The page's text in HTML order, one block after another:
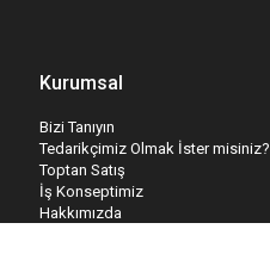
Kurumsal
Bizi Tanıyın
Tedarikçimiz Olmak İster misiniz?
Toptan Satış
İş Konseptimiz
Hakkımızda